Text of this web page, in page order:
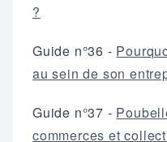
?
Guide n°36 -
au sein de son
Guide n°37 -
commerces et